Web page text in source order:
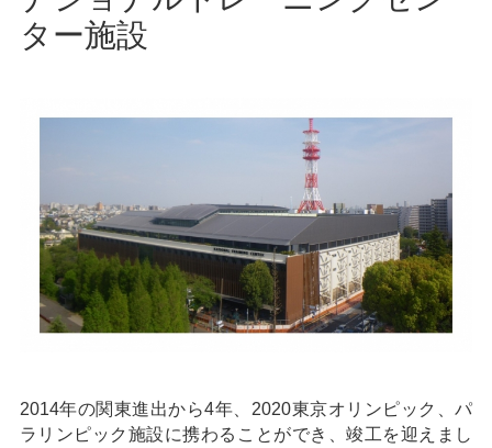
ター施設
2014年の関東進出から4年、2020東京オリンピック、パ
ラリンピック施設に携わることができ、竣工を迎えまし